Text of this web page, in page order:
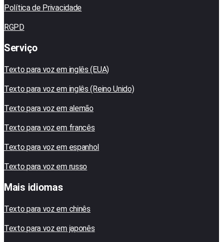
Política de Privacidade
RGPD
Serviço
Texto para voz em inglês (EUA)
Texto para voz em inglês (Reino Unido)
Texto para voz em alemão
Texto para voz em francês
Texto para voz em espanhol
Texto para voz em russo
Mais idiomas
Texto para voz em chinês
Texto para voz em japonês